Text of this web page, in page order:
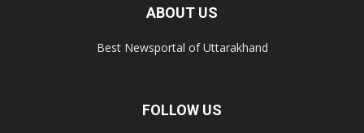
ABOUT US
Best Newsportal of Uttarakhand
FOLLOW US